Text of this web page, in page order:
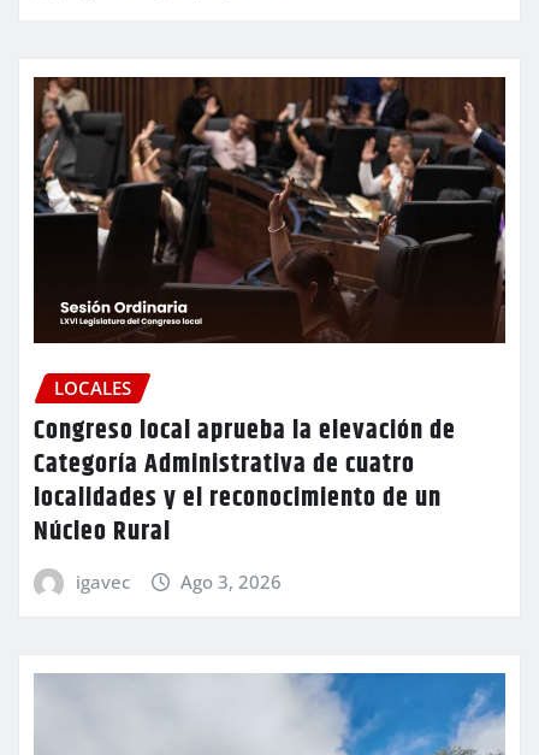
LOCALES
Congreso local aprueba la elevación de
Categoría Administrativa de cuatro
localidades y el reconocimiento de un
Núcleo Rural
igavec Ago 3, 2026